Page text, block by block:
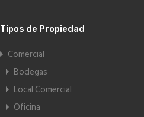
Tipos de Propiedad
Comercial
Bodegas
Local Comercial
Oficina